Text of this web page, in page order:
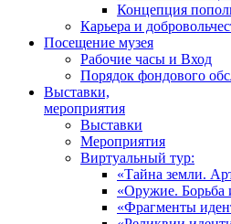
Концепция
Карьера и
Посещение музея
Рабочие часы и Вход
Порядок фондового
Выставки,
мероприятия
Выставки
Мероприятия
Виртуальный тур:
«Тайна земли.
«Оружие. Борьба
«Фрагменты